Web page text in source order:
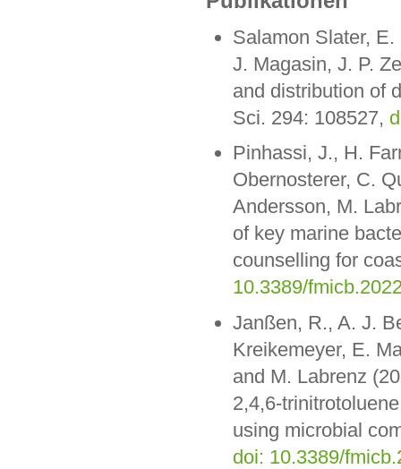
Salamon Slater,
J. Magasin, J. P.
and distribution of
Sci. 294: 108527,
Pinhassi, J., H.
Obernosterer, C.
Andersson, M.
of key marine
counselling for
10.3389/
Janßen, R., A. J.
Kreikemeyer, E.
and M. Labrenz
2,4,6-
using microbial
doi: 10.3389/